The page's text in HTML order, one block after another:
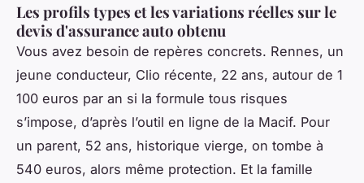
Les profils types et les variations réelles sur le
devis d'assurance auto obtenu
Vous avez besoin de repères concrets. Rennes, un
jeune conducteur, Clio récente, 22 ans, autour de 1
100 euros par an si la formule tous risques
s’impose, d’après l’outil en ligne de la Macif. Pour
un parent, 52 ans, historique vierge, on tombe à
540 euros, alors même protection. Et la famille